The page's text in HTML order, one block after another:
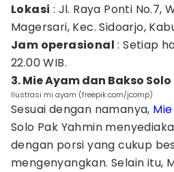
Lokasi : Jl. Raya Ponti No.7,
Magersari, Kec. Sidoarjo,
Jam operasional : Setiap
22.00 WIB.
3. Mie Ayam dan Bakso
Ilustrasi mi ayam (freepik.com/jcomp)
Sesuai dengan namanya,
Solo Pak Yahmin
dengan porsi yang cukup
mengenyangkan. Selain itu,